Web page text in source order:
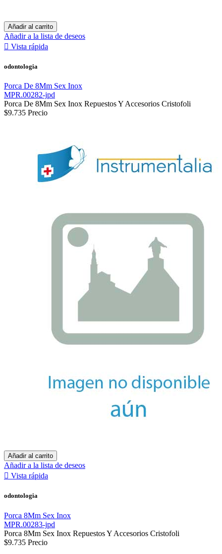
Añadir al carrito
Añadir a la lista de deseos
 Vista rápida
odontologia
Porca De 8Mm Sex Inox
MPR.00282-jpd
Porca De 8Mm Sex Inox Repuestos Y Accesorios Cristofoli
$9.735 Precio
Añadir al carrito
Añadir a la lista de deseos
 Vista rápida
odontologia
Porca 8Mm Sex Inox
MPR.00283-jpd
Porca 8Mm Sex Inox Repuestos Y Accesorios Cristofoli
$9.735 Precio